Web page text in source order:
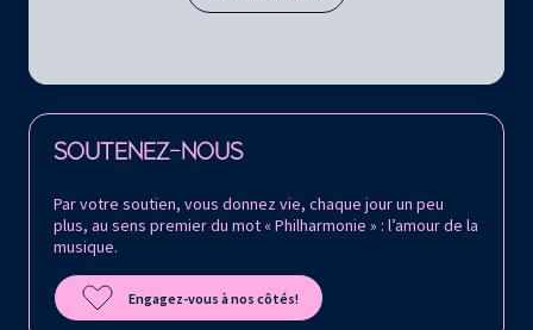
SOUTENEZ-NOUS
Par votre soutien, vous donnez vie, chaque jour un peu
plus, au sens premier du mot « Philharmonie » : l’amour de la
musique.
Engagez-vous à nos côtés!
Retrouvez la Philharmonie de Paris sur